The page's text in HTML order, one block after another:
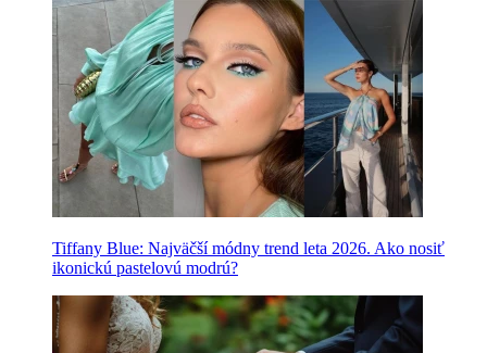
Tiffany Blue: Najväčší módny trend leta 2026. Ako nosiť
ikonickú pastelovú modrú?